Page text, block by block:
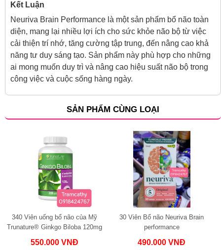
Kết Luận
Neuriva Brain Performance là một sản phẩm bổ não toàn
diện, mang lại nhiều lợi ích cho sức khỏe não bộ từ việc
cải thiện trí nhớ, tăng cường tập trung, đến nâng cao khả
năng tư duy sáng tạo. Sản phẩm này phù hợp cho những
ai mong muốn duy trì và nâng cao hiệu suất não bộ trong
công việc và cuộc sống hàng ngày.
SẢN PHẨM CÙNG LOẠI
340 Viên uống bổ não của Mỹ
Trunature® Ginkgo Biloba 120mg
550.000 VNĐ
30 Viên Bổ não Neuriva Brain
performance
490.000 VNĐ